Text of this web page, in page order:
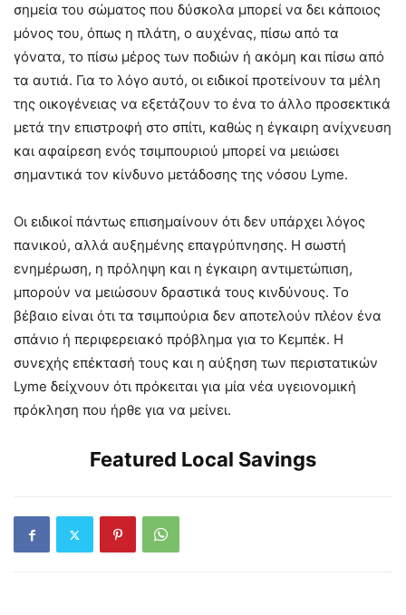
σημεία του σώματος που δύσκολα μπορεί να δει κάποιος
μόνος του, όπως η πλάτη, ο αυχένας, πίσω από τα
γόνατα, το πίσω μέρος των ποδιών ή ακόμη και πίσω από
τα αυτιά. Για το λόγο αυτό, οι ειδικοί προτείνουν τα μέλη
της οικογένειας να εξετάζουν το ένα το άλλο προσεκτικά
μετά την επιστροφή στο σπίτι, καθώς η έγκαιρη ανίχνευση
και αφαίρεση ενός τσιμπουριού μπορεί να μειώσει
σημαντικά τον κίνδυνο μετάδοσης της νόσου Lyme.
Οι ειδικοί πάντως επισημαίνουν ότι δεν υπάρχει λόγος
πανικού, αλλά αυξημένης επαγρύπνησης. Η σωστή
ενημέρωση, η πρόληψη και η έγκαιρη αντιμετώπιση,
μπορούν να μειώσουν δραστικά τους κινδύνους. Το
βέβαιο είναι ότι τα τσιμπούρια δεν αποτελούν πλέον ένα
σπάνιο ή περιφερειακό πρόβλημα για το Κεμπέκ. Η
συνεχής επέκτασή τους και η αύξηση των περιστατικών
Lyme δείχνουν ότι πρόκειται για μία νέα υγειονομική
πρόκληση που ήρθε για να μείνει.
Featured Local Savings